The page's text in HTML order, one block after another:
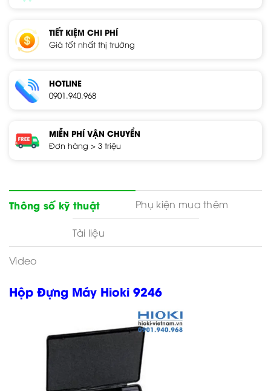
TIẾT KIỆM CHI PHÍ
Giá tốt nhất thị trường
HOTLINE
0901.940.968
MIỄN PHÍ VẬN CHUYỂN
Đơn hàng > 3 triệu
Thông số kỹ thuật Phụ kiện mua thêm
Tài liệu
Video
Hộp Đựng Máy Hioki 9246